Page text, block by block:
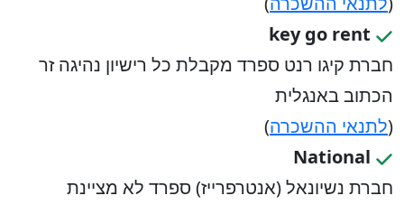
key go rent
חברת קיגו רנט ספרד מקבלת כל רישיון נהיגה זר
הכתוב באנגלית
(לתנאי ההשכרה)
National
חברת נשיונאל (אנטרפרייז) ספרד לא מציינת